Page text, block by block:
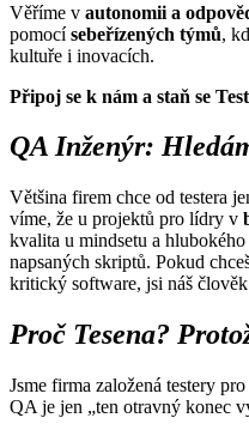
Věříme v autonomii a
pomocísebeřízených týmů,
kultuře i inovacích.
Připoj se k nám a staň se
QA Inženýr:
Většina firem chce od testera
víme, že u projektů pro lídry v
kvalita u mindsetu a
napsaných skriptů. Pokud
kritický software, jsi náš
Proč Tesena?
Jsme firma založená testery
QA je jen „ten otravný konec